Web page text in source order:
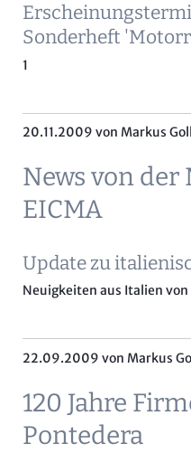
Sonderheft
1
20.11.2009 von Markus
News von der
EICMA
Update zu
Neuigkeiten aus Italien von
22.09.2009 von Markus
120 Jahre
Pontedera